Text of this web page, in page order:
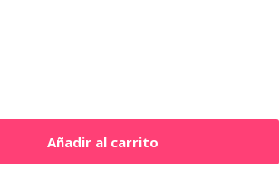
Añadir al carrito